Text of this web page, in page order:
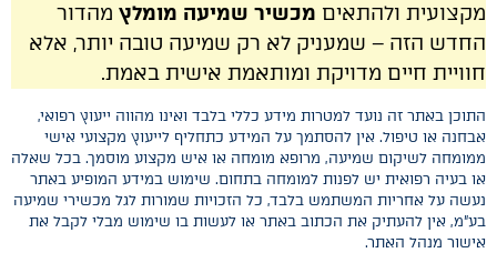
מקצועית ולהתאים מכשיר שמיעה מומלץ מהדור
החדש הזה – שמעניק לא רק שמיעה טובה יותר, אלא
חוויית חיים מדויקת ומותאמת אישית באמת.
התוכן באתר זה נועד למטרות מידע כללי בלבד ואינו מהווה ייעוץ רפואי,
אבחנה או טיפול. אין להסתמך על המידע כתחליף לייעוץ מקצועי אישי
ממומחה לשיקום שמיעה, מרופא מומחה או איש מקצוע מוסמך. בכל שאלה
או בעיה רפואית יש לפנות למומחה בתחום. שימוש במידע המופיע באתר
נעשה על אחריות המשתמש בלבד, כל הזכויות שמורות לגל מכשירי שמיעה
בע"מ, אין להעתיק את הכתוב באתר או לעשות בו שימוש מבלי לקבל את
אישור מנהל האתר.